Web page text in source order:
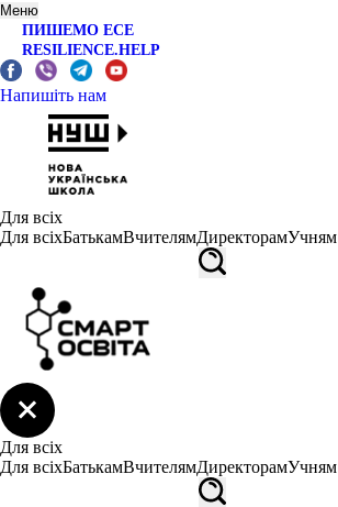
Меню
ПИШЕМО ЕСЕ
RESILIENCE.HELP
Напишіть нам
Для всіх
Для всіхБатькамВчителямДиректорамУчням
Для всіх
Для всіхБатькамВчителямДиректорамУчням